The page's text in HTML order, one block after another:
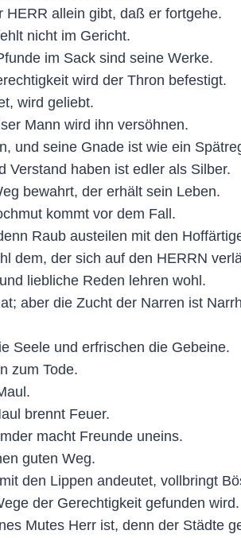
allein gibt, daß er fortgehe.
nicht im Gericht.
im Sack sind seine Werke.
wird der Thron befestigt.
wird geliebt.
Mann wird ihn versöhnen.
und seine Gnade ist wie ein
Verstand haben ist edler als Silber.
bewahrt, der erhält sein Leben.
kommt vor dem Fall.
Raub austeilen mit den
dem, der sich auf den HERRN
liebliche Reden lehren wohl.
aber die Zucht der Narren ist
Seele und erfrischen die Gebeine.
zum Tode.
brennt Feuer.
macht Freunde uneins.
guten Weg.
den Lippen andeutet, vollbringt
der Gerechtigkeit gefunden wird.
Mutes Herr ist, denn der Städte